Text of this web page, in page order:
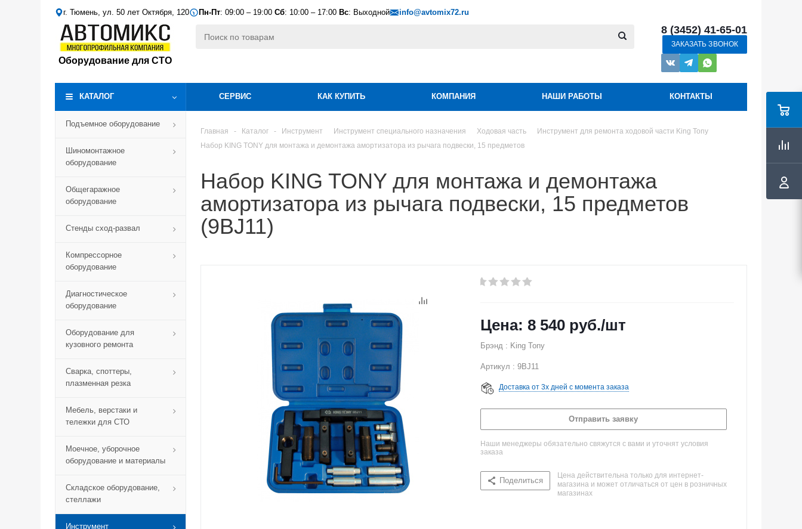
г. Тюмень, ул. 50 лет Октября, 120 Пн-Пт: 09:00 – 19:00 Сб: 10:00 – 17:00 Вс: Выходной info@avtomix72.ru
Оборудование для СТО
8 (3452) 41-65-01
ЗАКАЗАТЬ ЗВОНОК
КАТАЛОГ СЕРВИС КАК КУПИТЬ КОМПАНИЯ НАШИ РАБОТЫ КОНТАКТЫ
Подъемное оборудование
Шиномонтажное
оборудование
Общегаражное
оборудование
Стенды сход-развал
Компрессорное
оборудование
Диагностическое
оборудование
Оборудование для
кузовного ремонта
Сварка, споттеры,
плазменная резка
Мебель, верстаки и
тележки для СТО
Моечное, уборочное
оборудование и материалы
Складское оборудование,
стеллажи
Инструмент
Главная - Каталог - Инструмент Инструмент специального назначения Ходовая часть
Инструмент для ремонта ходовой части King Tony
Набор KING TONY для монтажа и демонтажа амортизатора из рычага подвески, 15 предметов
Набор KING TONY для монтажа и демонтажа
амортизатора из рычага подвески, 15 предметов
(9BJ11)
8 540 руб./шт
Брэнд : King Tony
Артикул : 9BJ11
Доставка от 3х дней с момента заказа
Отправить заявку
Наши менеджеры обязательно свяжутся с вами и уточнят условия
заказа
Поделиться
Цена действительна только для интернет-
магазина и может отличаться от цен в розничных
магазинах